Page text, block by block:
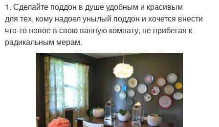
1. Сделайте поддон в душе удобным и красивым
для тех, кому надоел унылый поддон и хочется внести
что-то новое в свою ванную комнату, не прибегая к
радикальным мерам.